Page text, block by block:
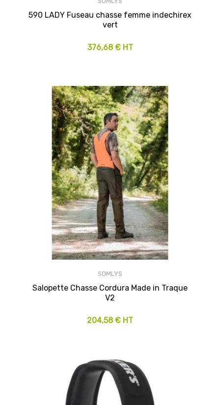
590 LADY Fuseau chasse femme indechirex
vert
376,68 € HT
SOMLYS
Salopette Chasse Cordura Made in Traque
V2
204,58 € HT